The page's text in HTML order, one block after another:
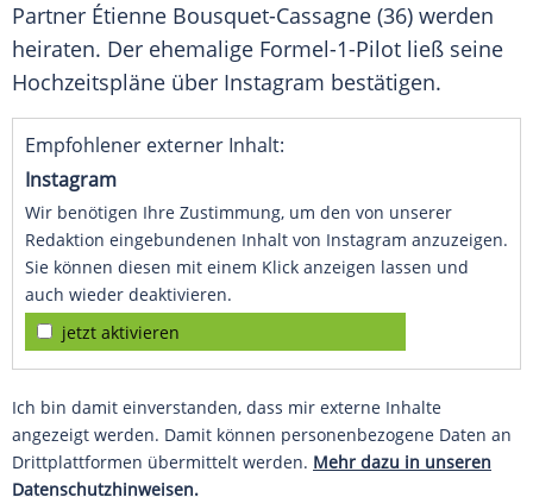
Partner Étienne Bousquet-Cassagne (36) werden
heiraten. Der ehemalige Formel-1-Pilot ließ seine
Hochzeitspläne über Instagram bestätigen.
Empfohlener externer Inhalt:
Instagram
Wir benötigen Ihre Zustimmung, um den von unserer
Redaktion eingebundenen Inhalt von Instagram anzuzeigen.
Sie können diesen mit einem Klick anzeigen lassen und
auch wieder deaktivieren.
jetzt aktivieren
Ich bin damit einverstanden, dass mir externe Inhalte
angezeigt werden. Damit können personenbezogene Daten an
Drittplattformen übermittelt werden. Mehr dazu in unseren
Datenschutzhinweisen.